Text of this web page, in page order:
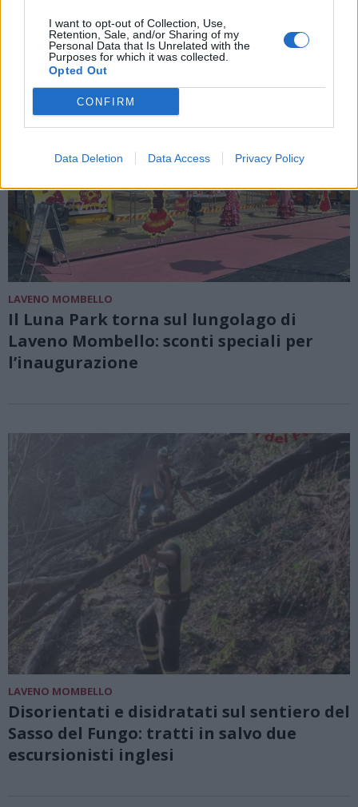
I want to opt-out of Collection, Use,
Retention, Sale, and/or Sharing of my
Personal Data that Is Unrelated with the
Purposes for which it was collected.
Opted Out
CONFIRM
Data Deletion Data Access Privacy Policy
LAVENO MOMBELLO
Il Luna Park torna sul lungolago di
Laveno Mombello: sconti speciali per
l’inaugurazione
LAVENO MOMBELLO
Disorientati e disidratati sul sentiero del
Sasso del Fungo: tratti in salvo due
escursionisti inglesi